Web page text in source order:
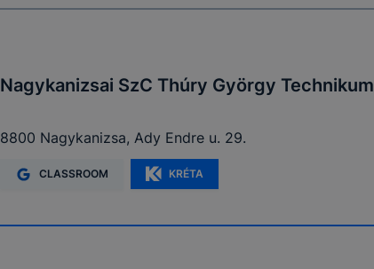
Nagykanizsai SzC Thúry György Technikum
8800 Nagykanizsa, Ady Endre u. 29.
CLASSROOM KRÉTA